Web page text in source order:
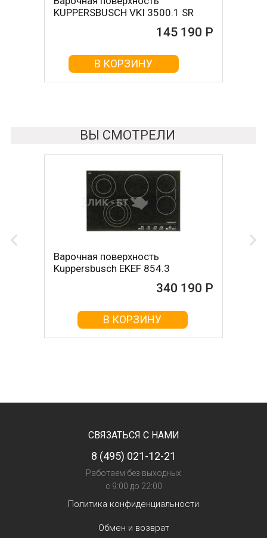
KUPPERSBUSCH VKI 3500.1 SR
145 190 Р
В КОРЗИНУ
ВЫ СМОТРЕЛИ
Варочная поверхность
Kuppersbusch EKEF 854.3
340 190 Р
В КОРЗИНУ
СВЯЗАТЬСЯ С НАМИ
8 (495) 021-12-21
Работаем без выходных
с 9:00 до 22:00
Политика конфиденциальности
Обмен и возврат